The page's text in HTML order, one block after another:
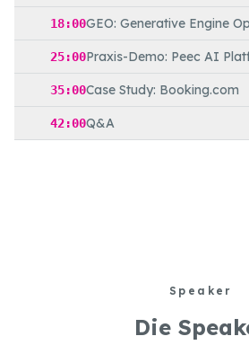
18:00GEO: Generative Engine
25:00Praxis-Demo: Peec AI
35:00Case Study: Booking.com
42:00Q&A
Speaker
Die